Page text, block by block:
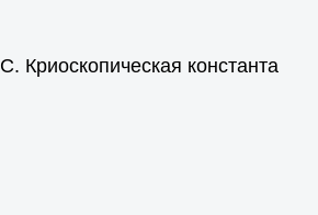
С. Криоскопическая константа